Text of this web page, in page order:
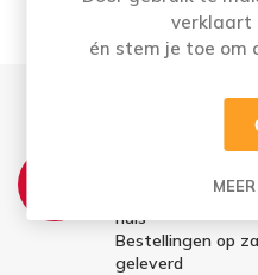
Zo t.e.m. Vrij:
huis
Bestellingen op
geleverd
verklaart
én stem je toe om